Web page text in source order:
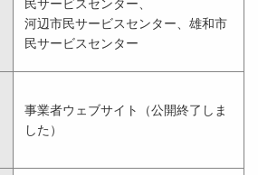
民サービスセンター、
河辺市民サービスセンター、雄和市
民サービスセンター
事業者ウェブサイト（公開終了しま
した）